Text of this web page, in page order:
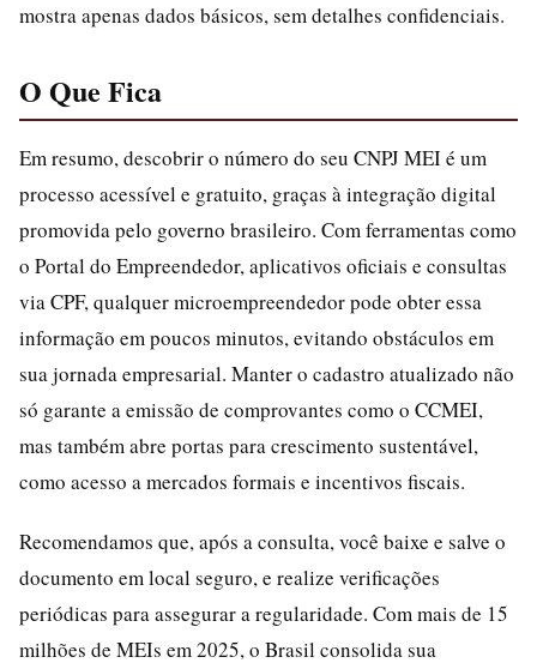
mostra apenas dados básicos, sem detalhes confidenciais.
O Que Fica
Em resumo, descobrir o número do seu CNPJ MEI é um
processo acessível e gratuito, graças à integração digital
promovida pelo governo brasileiro. Com ferramentas como
o Portal do Empreendedor, aplicativos oficiais e consultas
via CPF, qualquer microempreendedor pode obter essa
informação em poucos minutos, evitando obstáculos em
sua jornada empresarial. Manter o cadastro atualizado não
só garante a emissão de comprovantes como o CCMEI,
mas também abre portas para crescimento sustentável,
como acesso a mercados formais e incentivos fiscais.
Recomendamos que, após a consulta, você baixe e salve o
documento em local seguro, e realize verificações
periódicas para assegurar a regularidade. Com mais de 15
milhões de MEIs em 2025, o Brasil consolida sua